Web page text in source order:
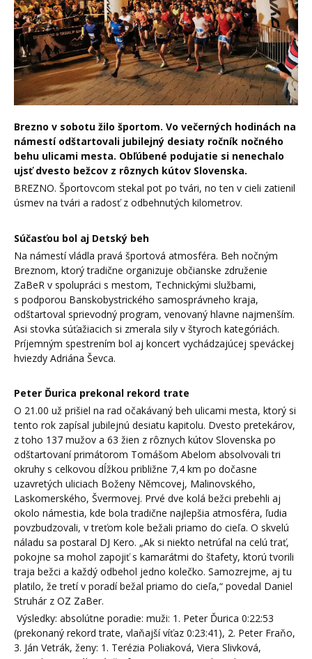
Brezno v sobotu žilo športom. Vo večerných hodinách na
námestí odštartovali jubilejný desiaty ročník nočného
behu ulicami mesta. Obľúbené podujatie si nenechalo
ujsť dvesto bežcov z rôznych kútov Slovenska.
BREZNO. Športovcom stekal pot po tvári, no ten v cieli zatienil
úsmev na tvári a radosť z odbehnutých kilometrov.
Súčasťou bol aj Detský beh
Na námestí vládla pravá športová atmosféra. Beh nočným
Breznom, ktorý tradične organizuje občianske združenie
ZaBeR v spolupráci s mestom, Technickými službami,
s podporou Banskobystrického samosprávneho kraja,
odštartoval sprievodný program, venovaný hlavne najmenším.
Asi stovka súťažiacich si zmerala sily v štyroch kategóriách.
Príjemným spestrením bol aj koncert vychádzajúcej speváckej
hviezdy Adriána Ševca.
Peter Ďurica prekonal rekord trate
O 21.00 už prišiel na rad očakávaný beh ulicami mesta, ktorý si
tento rok zapísal jubilejnú desiatu kapitolu. Dvesto pretekárov,
z toho 137 mužov a 63 žien z rôznych kútov Slovenska po
odštartovaní primátorom Tomášom Abelom absolvovali tri
okruhy s celkovou dĺžkou približne 7,4 km po dočasne
uzavretých uliciach Boženy Němcovej, Malinovského,
Laskomerského, Švermovej. Prvé dve kolá bežci prebehli aj
okolo námestia, kde bola tradične najlepšia atmosféra, ľudia
povzbudzovali, v treťom kole bežali priamo do cieľa. O skvelú
náladu sa postaral DJ Kero. „Ak si niekto netrúfal na celú trať,
pokojne sa mohol zapojiť s kamarátmi do štafety, ktorú tvorili
traja bežci a každý odbehol jedno kolečko. Samozrejme, aj tu
platilo, že tretí v poradí bežal priamo do cieľa,“ povedal Daniel
Struhár z OZ ZaBer.
Výsledky: absolútne poradie: muži: 1. Peter Ďurica 0:22:53
(prekonaný rekord trate, vlaňajší víťaz 0:23:41), 2. Peter Fraňo,
3. Ján Vetrák, ženy: 1. Terézia Poliaková, Viera Slivková,